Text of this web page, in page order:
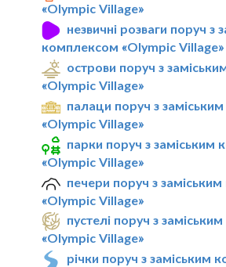
«Olympic Village»
незвичні розваги поруч з
комплексом «Olympic Village»
острови поруч з
«Olympic Village»
палаци поруч з
«Olympic Village»
парки поруч з заміським
«Olympic Village»
печери поруч з
«Olympic Village»
пустелі поруч з
«Olympic Village»
річки поруч з заміським